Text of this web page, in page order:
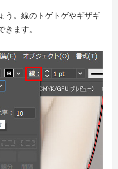
う。線のトゲトゲやギザギ
きます。